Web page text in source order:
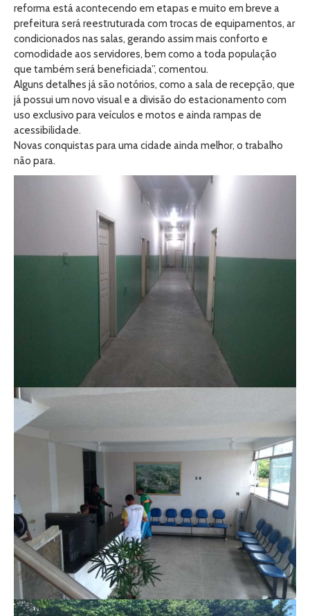
reforma está acontecendo em etapas e muito em breve a
prefeitura será reestruturada com trocas de equipamentos, ar
condicionados nas salas, gerando assim mais conforto e
comodidade aos servidores, bem como a toda população
que também será beneficiada”, comentou.
Alguns detalhes já são notórios, como a sala de recepção, que
já possui um novo visual e a divisão do estacionamento com
uso exclusivo para veículos e motos e ainda rampas de
acessibilidade.
Novas conquistas para uma cidade ainda melhor, o trabalho
não para.